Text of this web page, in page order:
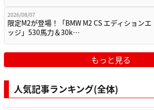
2026/08/07
限定M2が登場！「BMW M2 CS エディションエ
ッジ」530馬力＆30k…
もっと見る
人気記事ランキング(全体)